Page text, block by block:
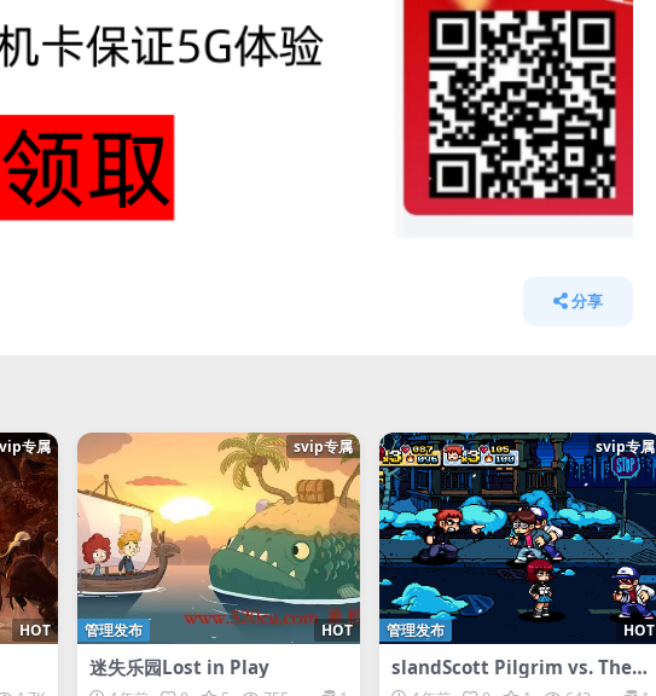
分享
专属
HOT
svip专属
HOT
管理发布
迷失乐园Lost in Play
svip专属
HOT
管理发布
slandScott Pilgrim vs. The
World™: The Game – Compl